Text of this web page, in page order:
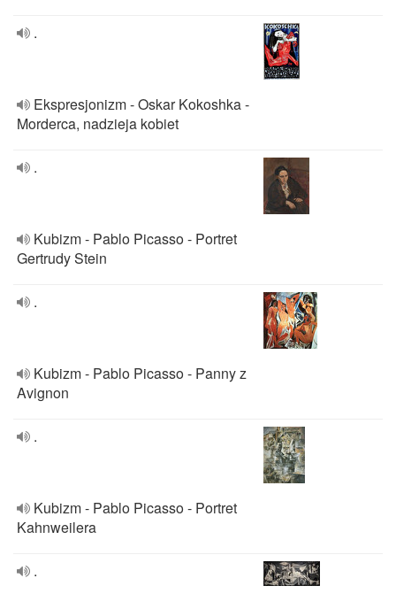
.
Ekspresjonizm - Oskar Kokoshka -
Morderca, nadzieja kobiet
.
Kubizm - Pablo Picasso - Portret
Gertrudy Stein
.
Kubizm - Pablo Picasso - Panny z
Avignon
.
Kubizm - Pablo Picasso - Portret
Kahnweilera
.